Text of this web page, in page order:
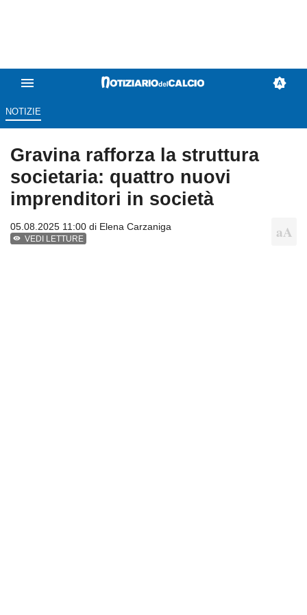
NOTIZIE
Gravina rafforza la struttura
societaria: quattro nuovi
imprenditori in società
05.08.2025 11:00 di Elena Carzaniga
VEDI LETTURE